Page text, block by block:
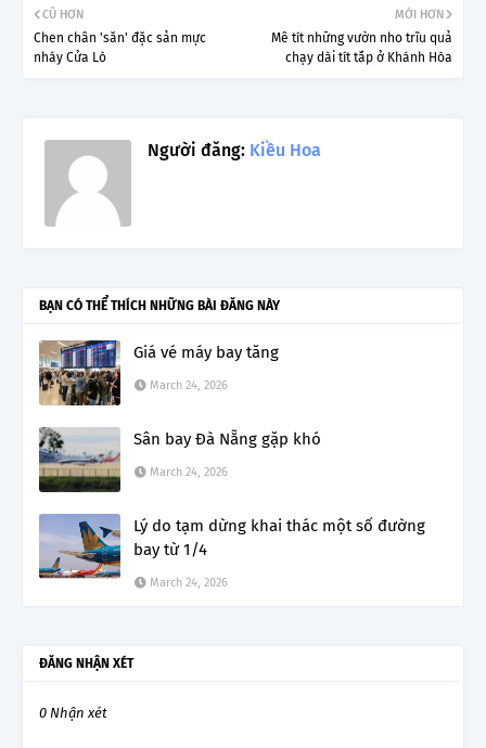
MỚI HƠN
Mê tít những vườn nho trĩu quả
chạy dài tít tắp ở Khánh Hòa
CŨ HƠN
Chen chân 'săn' đặc sản mực
nháy Cửa Lò
Người đăng: Kiều Hoa
BẠN CÓ THỂ THÍCH NHỮNG BÀI ĐĂNG NÀY
Giá vé máy bay tăng
March 24, 2026
Sân bay Đà Nẵng gặp khó
March 24, 2026
Lý do tạm dừng khai thác một số đường
bay từ 1/4
March 24, 2026
ĐĂNG NHẬN XÉT
0 Nhận xét